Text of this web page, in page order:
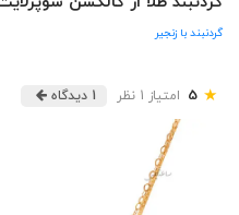
گردنبند با زنجیر
★
5 امتیاز 1 نظر 1 دیدگاه